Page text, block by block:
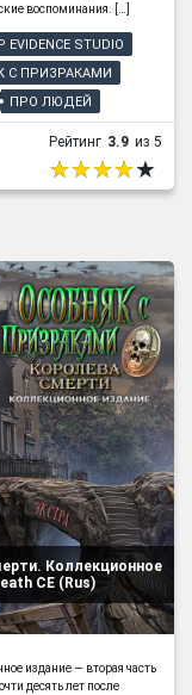
воспоминания. […]
EVIDENCE STUDIO
С ПРИЗРАКАМИ
ПРО ЛЮДЕЙ
Рейтинг 3.9 из 5
Коллекционное
CE (Rus)
издание — вторая часть
десять лет после